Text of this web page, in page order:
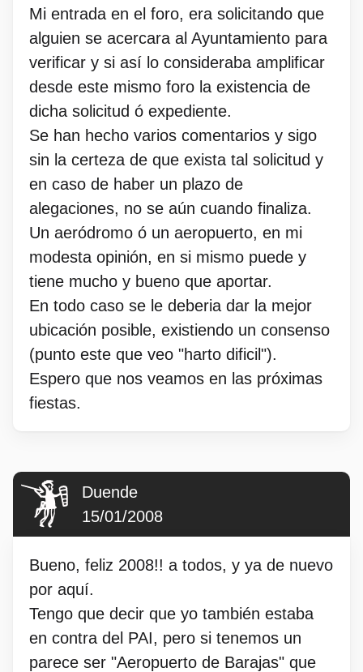
Mi entrada en el foro, era solicitando que
alguien se acercara al Ayuntamiento para
verificar y si así lo consideraba amplificar
desde este mismo foro la existencia de
dicha solicitud ó expediente.
Se han hecho varios comentarios y sigo
sin la certeza de que exista tal solicitud y
en caso de haber un plazo de
alegaciones, no se aún cuando finaliza.
Un aeródromo ó un aeropuerto, en mi
modesta opinión, en si mismo puede y
tiene mucho y bueno que aportar.
En todo caso se le deberia dar la mejor
ubicación posible, existiendo un consenso
(punto este que veo "harto dificil").
Espero que nos veamos en las próximas
fiestas.
Duende
15/01/2008
Bueno, feliz 2008!! a todos, y ya de nuevo
por aquí.
Tengo que decir que yo también estaba
en contra del PAI, pero si tenemos un
parece ser "Aeropuerto de Barajas" que